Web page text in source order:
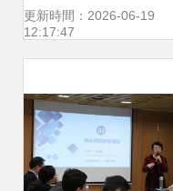
——沈河區承辦全
內生與課程再造現
場會暨學校課程新
更新時間：2026-06-19
12:17:47